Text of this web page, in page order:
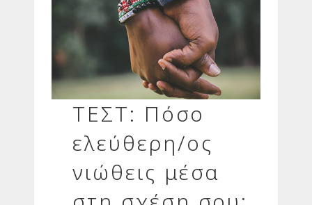
ΤΕΣΤ: Πόσο
ελεύθερη/ος
νιώθεις μέσα